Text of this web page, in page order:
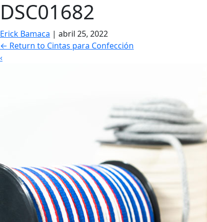
DSC01682
Erick Bamaca | abril 25, 2022
← Return to Cintas para Confección
‹